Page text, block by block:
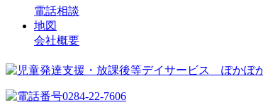
電話相談
地図
会社概要